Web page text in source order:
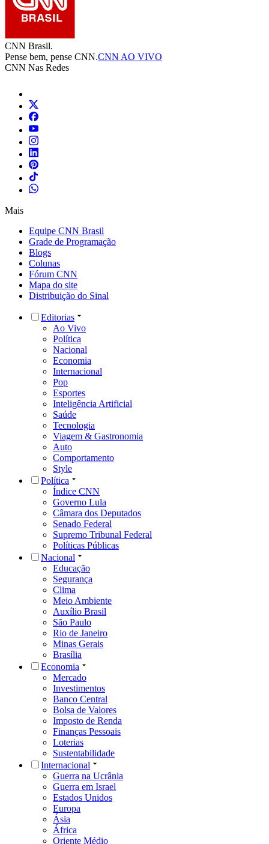
CNN Brasil.
Pense bem, pense CNN.CNN AO VIVO
CNN Nas Redes
Mais
Equipe CNN Brasil
Grade de Programação
Blogs
Colunas
Fórum CNN
Mapa do site
Distribuição do Sinal
Editorias
Ao Vivo
Política
Nacional
Economia
Internacional
Pop
Esportes
Inteligência Artificial
Saúde
Tecnologia
Viagem & Gastronomia
Auto
Comportamento
Style
Política
Índice CNN
Governo Lula
Câmara dos Deputados
Senado Federal
Supremo Tribunal Federal
Políticas Públicas
Nacional
Educação
Segurança
Clima
Meio Ambiente
Auxílio Brasil
São Paulo
Rio de Janeiro
Minas Gerais
Brasília
Economia
Mercado
Investimentos
Banco Central
Bolsa de Valores
Imposto de Renda
Finanças Pessoais
Loterias
Sustentabilidade
Internacional
Guerra na Ucrânia
Guerra em Israel
Estados Unidos
Europa
Ásia
África
Oriente Médio